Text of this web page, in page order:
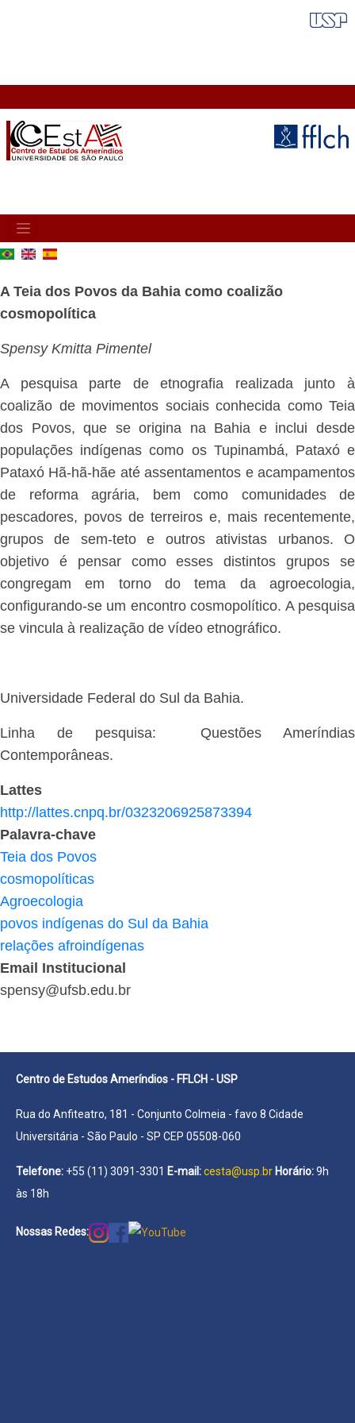
MAIN
NAVIGATION
A Teia dos Povos da Bahia como coalizão
cosmopolítica
​​​​​​​Spensy Kmitta Pimentel
A pesquisa parte de etnografia realizada junto à
coalizão de movimentos sociais conhecida como Teia
dos Povos, que se origina na Bahia e inclui desde
populações indígenas como os Tupinambá, Pataxó e
Pataxó Hã-hã-hãe até assentamentos e acampamentos
de reforma agrária, bem como comunidades de
pescadores, povos de terreiros e, mais recentemente,
grupos de sem-teto e outros ativistas urbanos. O
objetivo é pensar como esses distintos grupos se
congregam em torno do tema da agroecologia,
configurando-se um encontro cosmopolítico. A pesquisa
se vincula à realização de vídeo etnográfico.
Universidade Federal do Sul da Bahia.
Linha de pesquisa: Questões Ameríndias
Contemporâneas.
Lattes
http://lattes.cnpq.br/0323206925873394
Palavra-chave
Teia dos Povos
cosmopolíticas
Agroecologia
povos indígenas do Sul da Bahia
relações afroindígenas
Email Institucional
spensy@ufsb.edu.br
Centro de Estudos Ameríndios - FFLCH - USP
Rua do Anfiteatro, 181 - Conjunto Colmeia - favo 8 Cidade
Universitária - São Paulo - SP CEP 05508-060
Telefone: +55 (11) 3091-3301 E-mail:cesta@usp.br Horário:9h
às 18h
Nossas Redes: